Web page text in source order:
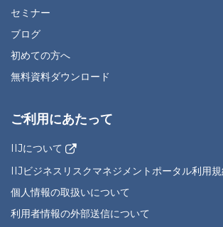
セミナー
ブログ
初めての方へ
無料資料ダウンロード
ご利用にあたって
IIJについて
IIJビジネスリスクマネジメントポータル利用規
個人情報の取扱いについて
利用者情報の外部送信について